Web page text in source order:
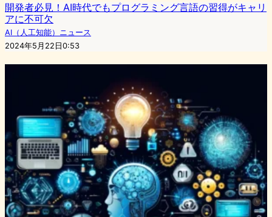
開発者必見！AI時代でもプログラミング言語の習得がキャリ
アに不可欠
AI（人工知能）ニュース
2024年5月22日0:53